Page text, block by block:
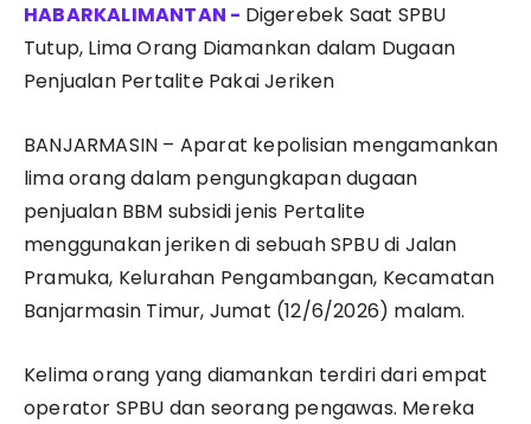
Digerebek Saat SPBU
Tutup, Lima Orang Diamankan dalam Dugaan
Penjualan Pertalite Pakai Jeriken
BANJARMASIN – Aparat kepolisian mengamankan
lima orang dalam pengungkapan dugaan
penjualan BBM subsidi jenis Pertalite
menggunakan jeriken di sebuah SPBU di Jalan
Pramuka, Kelurahan Pengambangan, Kecamatan
Banjarmasin Timur, Jumat (12/6/2026) malam.
Kelima orang yang diamankan terdiri dari empat
operator SPBU dan seorang pengawas. Mereka